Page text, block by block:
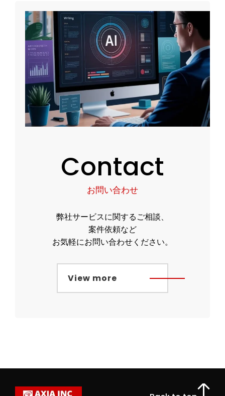
Contact
お問い合わせ
弊社サービスに関するご相談、
案件依頼など
お気軽にお問い合わせください。
View more